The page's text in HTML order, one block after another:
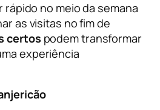
rápido no meio da semana
as visitas no fim de
certos podem transformar
experiência